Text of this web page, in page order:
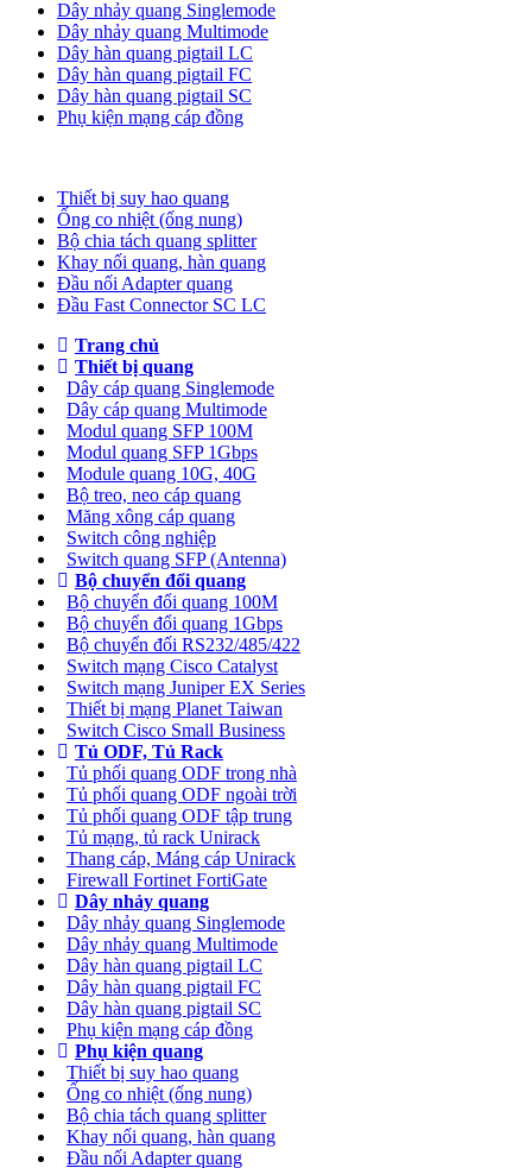
Dây nhảy quang Singlemode
Dây nhảy quang Multimode
Dây hàn quang pigtail LC
Dây hàn quang pigtail FC
Dây hàn quang pigtail SC
Phụ kiện mạng cáp đồng
Thiết bị suy hao quang
Ống co nhiệt (ống nung)
Bộ chia tách quang splitter
Khay nối quang, hàn quang
Đầu nối Adapter quang
Đầu Fast Connector SC LC
Trang chủ
Thiết bị quang
Dây cáp quang Singlemode
Dây cáp quang Multimode
Modul quang SFP 100M
Modul quang SFP 1Gbps
Module quang 10G, 40G
Bộ treo, neo cáp quang
Măng xông cáp quang
Switch công nghiệp
Switch quang SFP (Antenna)
Bộ chuyển đổi quang
Bộ chuyển đổi quang 100M
Bộ chuyển đổi quang 1Gbps
Bộ chuyển đối RS232/485/422
Switch mạng Cisco Catalyst
Switch mạng Juniper EX Series
Thiết bị mạng Planet Taiwan
Switch Cisco Small Business
Tủ ODF, Tủ Rack
Tủ phối quang ODF trong nhà
Tủ phối quang ODF ngoài trời
Tủ phối quang ODF tập trung
Tủ mạng, tủ rack Unirack
Thang cáp, Máng cáp Unirack
Firewall Fortinet FortiGate
Dây nhảy quang
Dây nhảy quang Singlemode
Dây nhảy quang Multimode
Dây hàn quang pigtail LC
Dây hàn quang pigtail FC
Dây hàn quang pigtail SC
Phụ kiện mạng cáp đồng
Phụ kiện quang
Thiết bị suy hao quang
Ống co nhiệt (ống nung)
Bộ chia tách quang splitter
Khay nối quang, hàn quang
Đầu nối Adapter quang